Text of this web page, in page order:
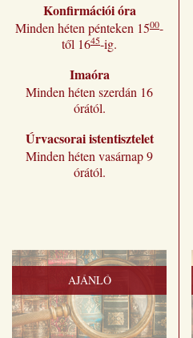
Konfirmációi óra
Minden héten pénteken 1500-
től 1645-ig.
Imaóra
Minden héten szerdán 16
órától.
Úrvacsorai istentisztelet
Minden héten vasárnap 9
órától.
AJÁNLÓ